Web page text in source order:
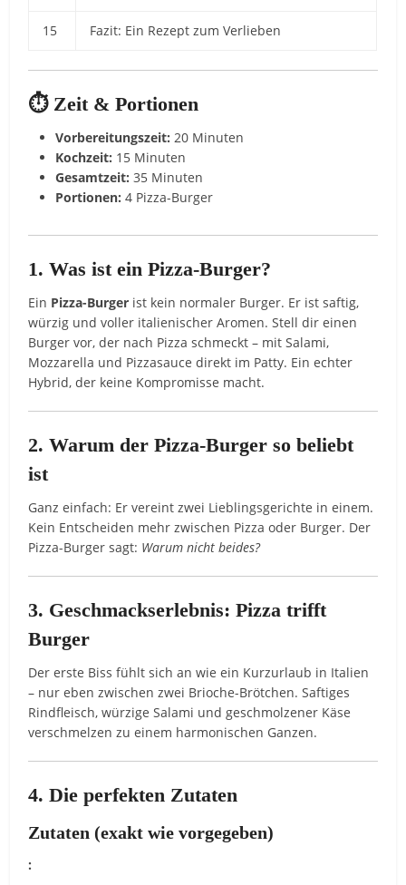
15 Fazit: Ein Rezept zum Verlieben
⏱️ Zeit & Portionen
Vorbereitungszeit: 20 Minuten
Kochzeit: 15 Minuten
Gesamtzeit: 35 Minuten
Portionen: 4 Pizza-Burger
1. Was ist ein Pizza-Burger?
Ein Pizza-Burger ist kein normaler Burger. Er ist saftig,
würzig und voller italienischer Aromen. Stell dir einen
Burger vor, der nach Pizza schmeckt – mit Salami,
Mozzarella und Pizzasauce direkt im Patty. Ein echter
Hybrid, der keine Kompromisse macht.
2. Warum der Pizza-Burger so beliebt
ist
Ganz einfach: Er vereint zwei Lieblingsgerichte in einem.
Kein Entscheiden mehr zwischen Pizza oder Burger. Der
Pizza-Burger sagt: Warum nicht beides?
3. Geschmackserlebnis: Pizza trifft
Burger
Der erste Biss fühlt sich an wie ein Kurzurlaub in Italien
– nur eben zwischen zwei Brioche-Brötchen. Saftiges
Rindfleisch, würzige Salami und geschmolzener Käse
verschmelzen zu einem harmonischen Ganzen.
4. Die perfekten Zutaten
Zutaten (exakt wie vorgegeben)
: